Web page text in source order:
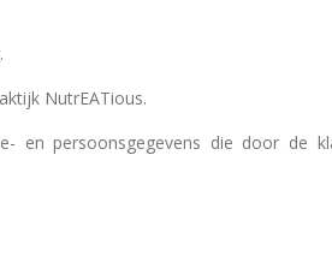
NutrEATious.
en persoonsgegevens die door de